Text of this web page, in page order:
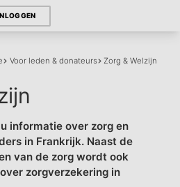
Voor leden & donateurs Zorg & Welzijn
informatie over zorg en
in Frankrijk. Naast de
van de zorg wordt ook
zorgverzekering in